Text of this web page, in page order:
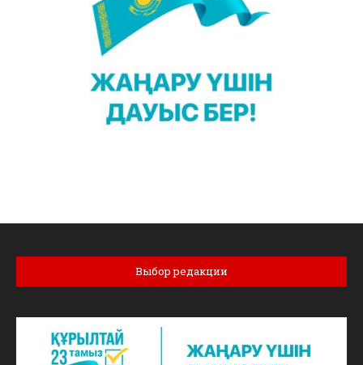
Выбор редакции